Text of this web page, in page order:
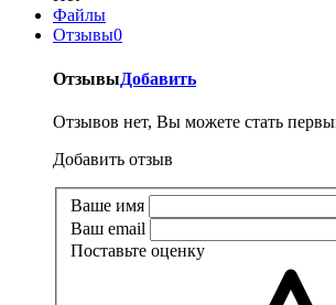
Файлы
Отзывы0
ОтзывыДобавить
Отзывов нет, Вы можете стать
Добавить отзыв
Ваше имя
Ваш email
Поставьте оценку